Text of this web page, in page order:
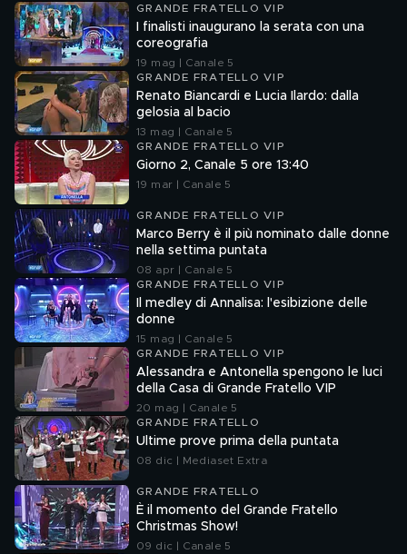
GRANDE FRATELLO VIP
I finalisti inaugurano la serata con una
coreografia
19 mag | Canale 5
GRANDE FRATELLO VIP
Renato Biancardi e Lucia Ilardo: dalla
gelosia al bacio
13 mag | Canale 5
GRANDE FRATELLO VIP
Giorno 2, Canale 5 ore 13:40
19 mar | Canale 5
GRANDE FRATELLO VIP
Marco Berry è il più nominato dalle donne
nella settima puntata
08 apr | Canale 5
GRANDE FRATELLO VIP
Il medley di Annalisa: l'esibizione delle
donne
15 mag | Canale 5
GRANDE FRATELLO VIP
Alessandra e Antonella spengono le luci
della Casa di Grande Fratello VIP
20 mag | Canale 5
GRANDE FRATELLO
Ultime prove prima della puntata
08 dic | Mediaset Extra
GRANDE FRATELLO
È il momento del Grande Fratello
Christmas Show!
09 dic | Canale 5